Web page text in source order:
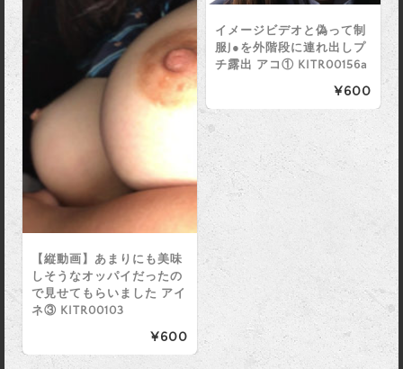
イメージビデオと偽って制
服J●を外階段に連れ出しプ
チ露出 アコ① KITR00156a
¥600
【縦動画】あまりにも美味
しそうなオッパイだったの
で見せてもらいました アイ
ネ③ KITR00103
¥600